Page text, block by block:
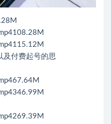
及付费起号的思